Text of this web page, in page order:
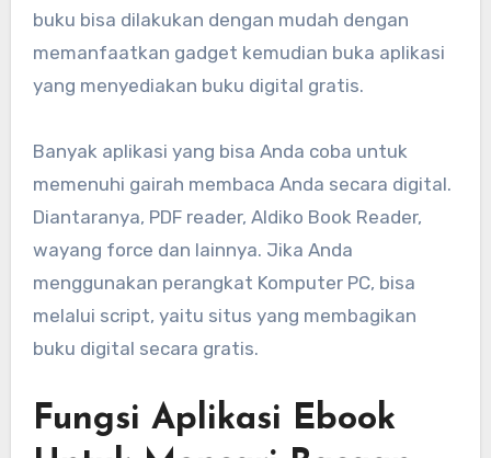
buku bisa dilakukan dengan mudah dengan
memanfaatkan gadget kemudian buka aplikasi
yang menyediakan buku digital gratis.
Banyak aplikasi yang bisa Anda coba untuk
memenuhi gairah membaca Anda secara digital.
Diantaranya, PDF reader, Aldiko Book Reader,
wayang force dan lainnya. Jika Anda
menggunakan perangkat Komputer PC, bisa
melalui script, yaitu situs yang membagikan
buku digital secara gratis.
Fungsi Aplikasi Ebook